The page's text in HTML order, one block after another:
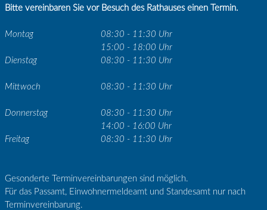
Bitte vereinbaren Sie vor Besuch des Rathauses einen Termin.
Montag
08:30 - 11:30 Uhr
15:00 - 18:00 Uhr
Dienstag
08:30 - 11:30 Uhr
Mittwoch 08:30 - 11:30 Uhr
Donnerstag
08:30 - 11:30 Uhr
14:00 - 16:00 Uhr
Freitag
08:30 - 11:30 Uhr
Gesonderte Terminvereinbarungen sind möglich.
Für das Passamt, Einwohnermeldeamt und Standesamt nur nach
Terminvereinbarung.